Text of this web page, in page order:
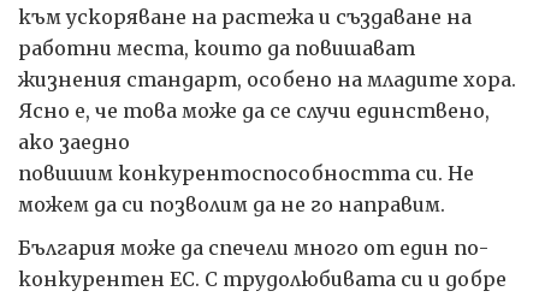
към ускоряване на растежа и създаване на
работни места, които да повишават
жизнения стандарт, особено на младите хора.
Ясно е, че това може да се случи единствено,
ако заедно
повишим конкурентоспособността си. Не
можем да си позволим да не го направим.
България може да спечели много от един по-
конкурентен ЕС. С трудолюбивата си и добре